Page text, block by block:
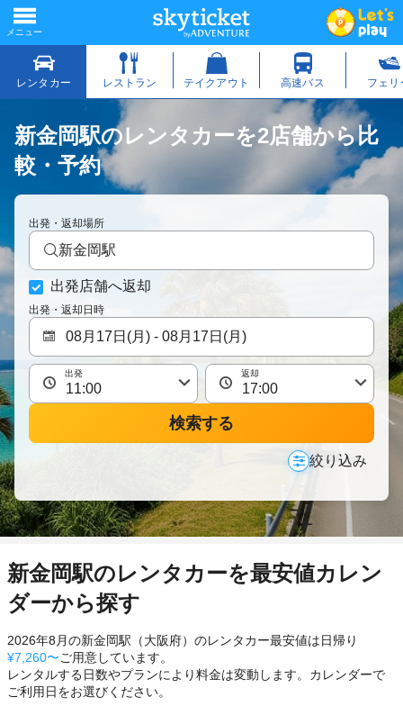
新金岡駅のレンタカーを2店舗から比
較・予約
出発・返却場所
新金岡駅
出発店舗へ返却
出発・返却日時
出発 返却
検索する
絞り込み
新金岡駅のレンタカーを最安値カレン
ダーから探す
2026年8月の新金岡駅（大阪府）のレンタカー最安値は日帰り
¥7,260〜ご用意しています。
レンタルする日数やプランにより料金は変動します。カレンダーで
ご利用日をお選びください。